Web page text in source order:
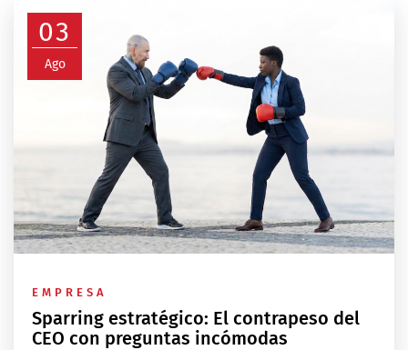
03
Ago
EMPRESA
Sparring estratégico: El contrapeso del
CEO con preguntas incómodas